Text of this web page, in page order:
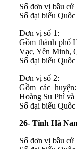
Số đơn vị bầu cử
Số đại biểu
Đơn vị số 1:
Gồm thành phố
Vạc, Yên Minh,
Số đại biểu
Đơn vị số 2:
Gồm các
Hoàng Su Phì
Số đại biểu
26- Tỉnh Hà
Số đơn vị bầu cử